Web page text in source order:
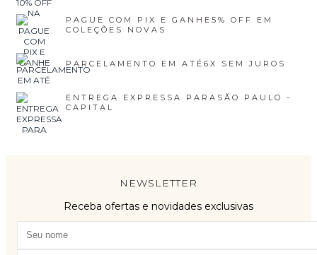
PAGUE COM PIX E GANHE 5% OFF EM
COLEÇÕES NOVAS
PARCELAMENTO EM ATÉ 6X SEM JUROS
ENTREGA EXPRESSA PARA SÃO PAULO -
CAPITAL
NEWSLETTER
Receba ofertas e novidades exclusivas